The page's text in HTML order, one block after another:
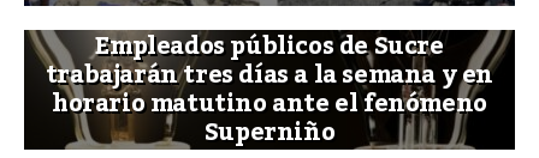
Empleados públicos de Sucre
trabajarán tres días a la semana y en
horario matutino ante el fenómeno
Superniño